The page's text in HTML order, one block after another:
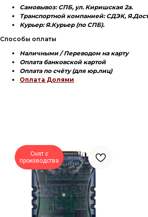
Самовывоз: СПБ, ул. Киришская 2а.
Транспортной компанией: СДЭК,
Курьер: Я.Курьер (по СПБ).
Способы оплаты
Наличными / Переводом на карту
Оплата банковской картой
Оплата по счёту (для юр.лиц)
Оплата Долями
Снят с
производства